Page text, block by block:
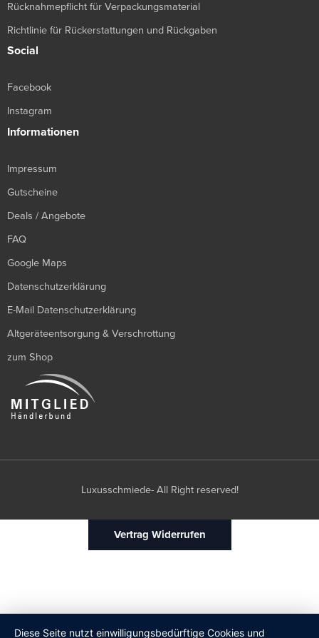
Rücknahmepflicht für Verpackungsmaterial
Richtlinie für Rückerstattungen und Rückgaben
Social
Facebook
Instagram
Informationen
Impressum
Gutscheine
Deals / Angebote
FAQ
Google Maps
Datenschutzerklärung
E-Mail Datenschutzerklärung
Altgeräteentsorgung & Verschrottung
zum Shop
Luxusschmiede- All Right reserved!
Vertrag Widerrufen
Diese Seite nutzt einwilligungsbedürftige Cookies und